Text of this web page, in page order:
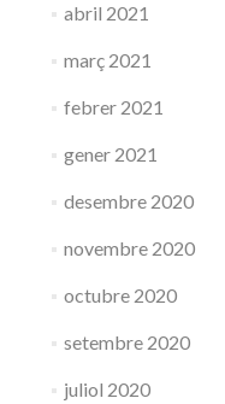
abril 2021
març 2021
febrer 2021
gener 2021
desembre 2020
novembre 2020
octubre 2020
setembre 2020
juliol 2020